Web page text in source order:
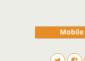
Mobile